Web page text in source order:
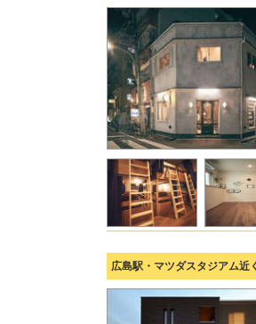
広島駅・マツダスタジアム近